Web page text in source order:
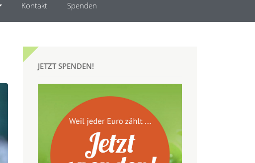
Kontakt Spenden
JETZT SPENDEN!